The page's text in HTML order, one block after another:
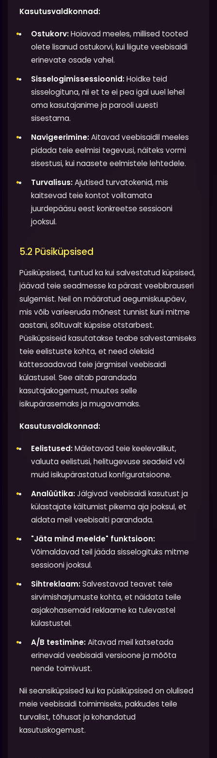
Kasutusvaldkonnad:
Ostukorv:Hoiavad meeles, millised tooted
olete lisanud ostukorvi, kui liigute veebisaidi
erinevate osade vahel.
Sisselogimissessioonid:Hoidke teid
sisselogituna, nii et te ei pea igal uuel lehel
oma kasutajanime ja parooli uuesti
sisestama.
Navigeerimine:Aitavad veebisaidil meeles
pidada teie eelmisi tegevusi, näiteks vormi
sisestusi, kui naasete eelmistele lehtedele.
Turvalisus:Ajutised turvatokenid, mis
kaitsevad teie kontot volitamata
juurdepääsu eest konkreetse sessiooni
jooksul.
5.2 Püsiküpsised
Püsiküpsised, tuntud ka kui salvestatud küpsised,
jäävad teie seadmesse ka pärast veebibrauseri
sulgemist. Neil on määratud aegumiskuupäev,
mis võib varieeruda mõnest tunnist kuni mitme
aastani, sõltuvalt küpsise otstarbest.
Püsiküpsiseid kasutatakse teabe salvestamiseks
teie eelistuste kohta, et need oleksid
kättesaadavad teie järgmisel veebisaidi
külastusel. See aitab parandada
kasutajakogemust, muutes selle
isikupärasemaks ja mugavamaks.
Kasutusvaldkonnad:
Eelistused:Mäletavad teie keelevalikut,
valuuta eelistusi, helitugevuse seadeid või
muid isikupärastatud konfiguratsioone.
Analüütika:Jälgivad veebisaidi kasutust ja
külastajate käitumist pikema aja jooksul, et
aidata meil veebisaiti parandada.
"Jäta mind meelde" funktsioon:
Võimaldavad teil jääda sisselogituks mitme
sessiooni jooksul.
Sihtreklaam:Salvestavad teavet teie
sirvimisharjumuste kohta, et näidata teile
asjakohasemaid reklaame ka tulevastel
külastustel.
A/B testimine:Aitavad meil katsetada
erinevaid veebisaidi versioone ja mõõta
nende toimivust.
Nii seansiküpsised kui ka püsiküpsised on olulised
meie veebisaidi toimimiseks, pakkudes teile
turvalist, tõhusat ja kohandatud
kasutuskogemust.